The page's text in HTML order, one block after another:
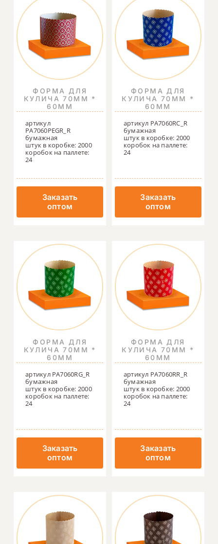
ФОРМА ДЛЯ
КУЛИЧА 70ММ *
60ММ
артикул
PA7060PEGR_R
бумажная
штук в коробке: 2000
коробок на паллете:
24
Заказать
оптом
ФОРМА ДЛЯ
КУЛИЧА 70ММ *
60ММ
артикул PA7060RC_R
бумажная
штук в коробке: 2000
коробок на паллете:
24
Заказать
оптом
ФОРМА ДЛЯ
КУЛИЧА 70ММ *
60ММ
артикул PA7060RG_R
бумажная
штук в коробке: 2000
коробок на паллете:
24
Заказать
оптом
ФОРМА ДЛЯ
КУЛИЧА 70ММ *
60ММ
артикул PA7060RR_R
бумажная
штук в коробке: 2000
коробок на паллете:
24
Заказать
оптом